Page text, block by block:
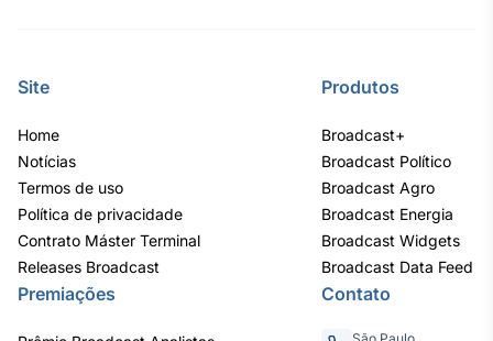
Site
Home
Notícias
Termos de uso
Política de privacidade
Contrato Máster Terminal
Releases Broadcast
Produtos
Broadcast+
Broadcast Político
Broadcast Agro
Broadcast Energia
Broadcast Widgets
Broadcast Data Feed
Premiações Contato